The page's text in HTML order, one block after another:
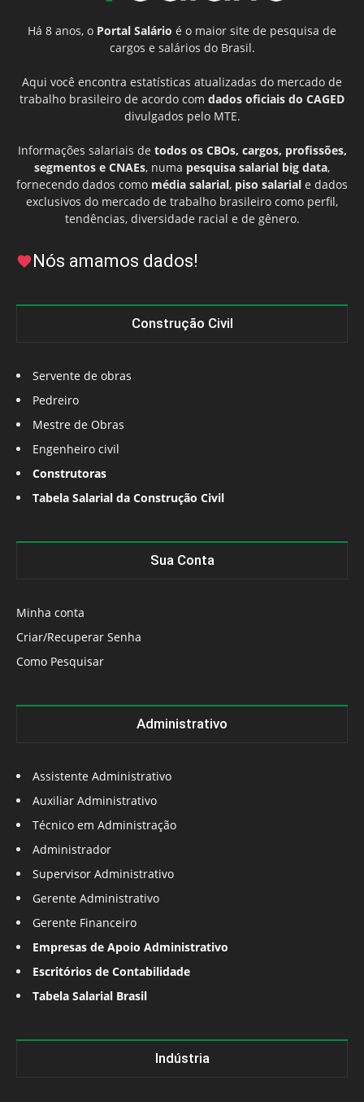
Há 8 anos, o Portal Salário é o maior site de pesquisa de
cargos e salários do Brasil.
Aqui você encontra estatísticas atualizadas do mercado de
trabalho brasileiro de acordo com dados oficiais do CAGED
divulgados pelo MTE.
Informações salariais de todos os CBOs, cargos, profissões,
segmentos e CNAEs, numa pesquisa salarial big data,
fornecendo dados como média salarial, piso salarial e dados
exclusivos do mercado de trabalho brasileiro como perfil,
tendências, diversidade racial e de gênero.
Nós amamos dados!
Construção Civil
Servente de obras
Pedreiro
Mestre de Obras
Engenheiro civil
Construtoras
Tabela Salarial da Construção Civil
Sua Conta
Minha conta
Criar/Recuperar Senha
Como Pesquisar
Administrativo
Assistente Administrativo
Auxiliar Administrativo
Técnico em Administração
Administrador
Supervisor Administrativo
Gerente Administrativo
Gerente Financeiro
Empresas de Apoio Administrativo
Escritórios de Contabilidade
Tabela Salarial Brasil
Indústria